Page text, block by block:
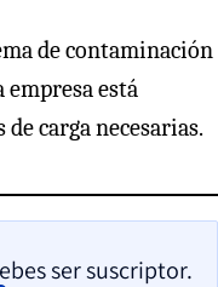
de contaminación
empresa está
carga necesarias.
ser suscriptor.